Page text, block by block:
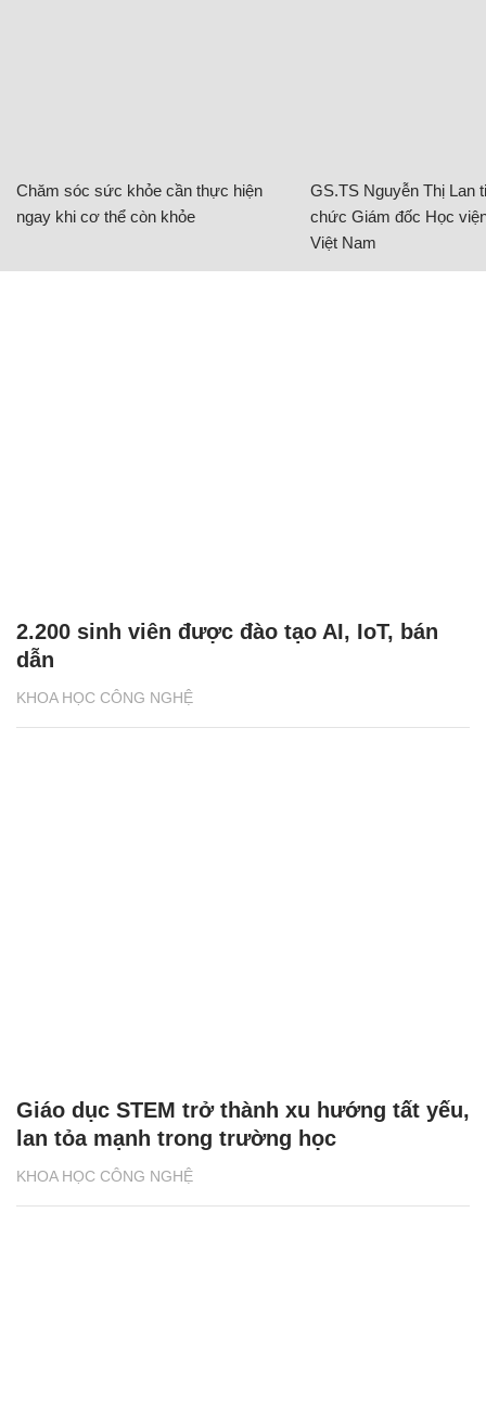
Chăm sóc sức khỏe cần thực hiện
ngay khi cơ thể còn khỏe
GS.TS Nguyễn Thị Lan
chức Giám đốc Học
Việt Nam
KHOA HỌC CÔNG NGHỆ
2.200 sinh viên được đào tạo AI, IoT, bán
dẫn
KHOA HỌC CÔNG NGHỆ
Giáo dục STEM trở thành xu hướng tất yếu,
lan tỏa mạnh trong trường học